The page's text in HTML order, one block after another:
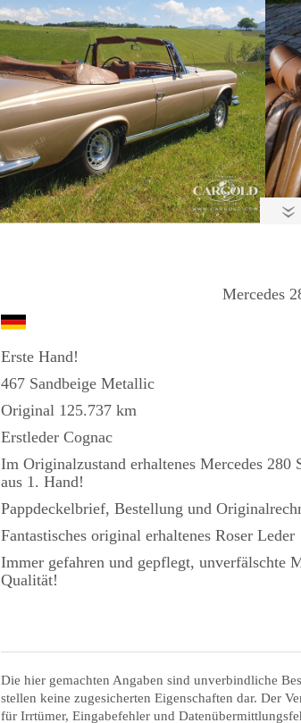
Mercedes
Erste Hand!
467 Sandbeige Metallic
Original 125.737 km
Erstleder Cognac
Im Originalzustand erhaltenes Mercedes 280
aus 1. Hand!
Pappdeckelbrief, Bestellung und
Fantastisches original erhaltenes Roser Leder
Immer gefahren und gepflegt, unverfälschte
Qualität!
Die hier gemachten Angaben sind unverbindliche
stellen keine zugesicherten Eigenschaften dar. Der
für Irrtümer, Eingabefehler und